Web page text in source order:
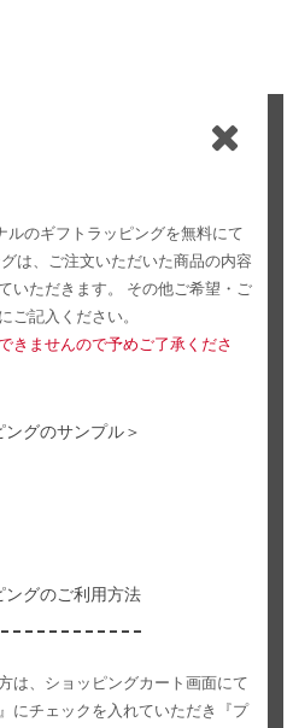
ルのギフトラッピングを無料にて
は、ご注文いただいた商品の内容
いただきます。
その他ご希望・ご
ご記入ください。
きませんので予めご了承くださ
ングのサンプル＞
ングのご利用方法
は、ショッピングカート画面にて
にチェックを入れていただき
『プ